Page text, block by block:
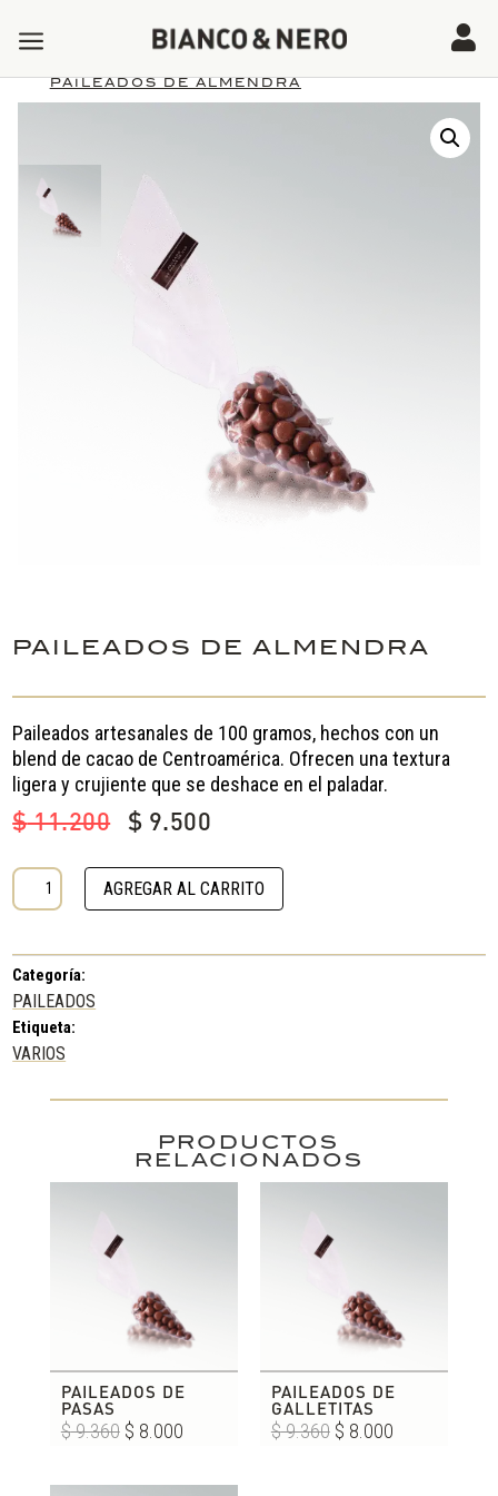
a 
5 Productos 5 VARIOS
PAILEADOS DE ALMENDRA
PAILEADOS DE ALMENDRA
Paileados artesanales de 100 gramos, hechos con un
blend de cacao de Centroamérica. Ofrecen una textura
ligera y crujiente que se deshace en el paladar.
$11.200
El
original
era:
$ 9.500
actual
es:
PAILEADOS
DE
cantidad
AGREGAR AL CARRITO
Categoría:
PAILEADOS
Etiqueta:
VARIOS
PRODUCTOS
RELACIONADOS
PAILEADOS DE
PASAS
$9.360 El
original
$ 8.000El
actual
PAILEADOS DE
GALLETITAS
$9.360 El
$ 8.000El